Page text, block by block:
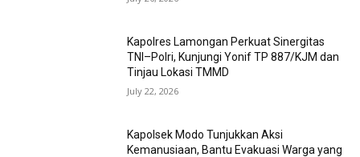
Kapolres Lamongan Perkuat Sinergitas
TNI–Polri, Kunjungi Yonif TP 887/KJM dan
Tinjau Lokasi TMMD
July 22, 2026
Kapolsek Modo Tunjukkan Aksi
Kemanusiaan, Bantu Evakuasi Warga yang